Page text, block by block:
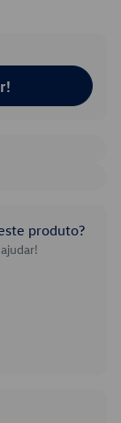
produto?